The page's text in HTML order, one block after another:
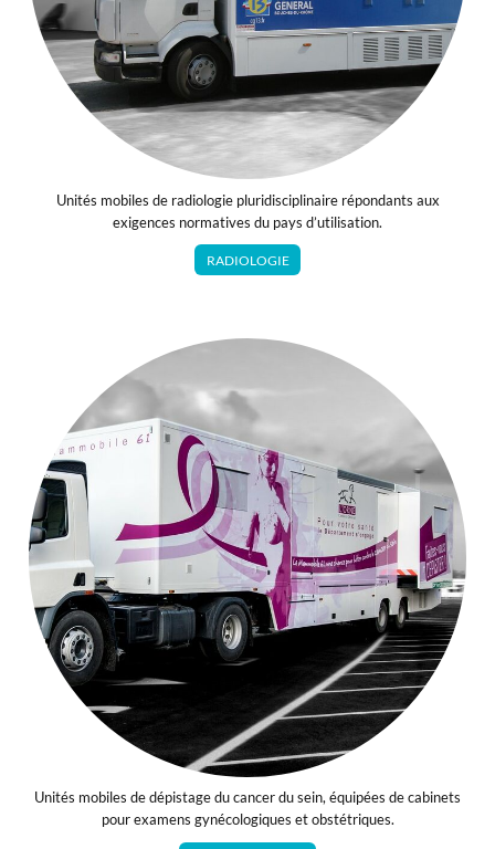
Unités mobiles de radiologie pluridisciplinaire répondants aux
exigences normatives du pays d’utilisation.
RADIOLOGIE
Unités mobiles de dépistage du cancer du sein, équipées de cabinets
pour examens gynécologiques et obstétriques.